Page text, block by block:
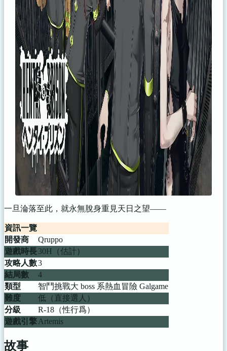
一旦淪落至此，就永無脫身重見天日之望——
資訊一覽
開發商
Qruppo
遊戲時長30H（估計）
攻略人數3
結局數
4
類型
智鬥挑戰大 boss 系熱血冒險 Galgame
難度
低（直接選人）
分級
R-18（性行爲）
遊戲引擎 Artemis
故事